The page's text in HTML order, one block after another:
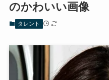
のかわいい画像
タレント